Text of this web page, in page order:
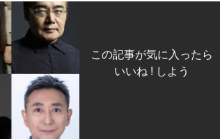
この記事が気に入ったら
いいね ! しよう